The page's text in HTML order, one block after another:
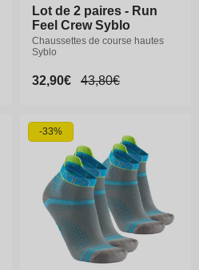
Lot de 2 paires - Run
Feel Crew Syblo
Chaussettes de course hautes
Syblo
Prix
32,90€
Prix
43,80€
Lot de 2 paires - Run
Feel Crew Syblo
Chaussettes de course hautes
Syblo
Prix
32,90€
Prix
43,80€
42-43
-33%